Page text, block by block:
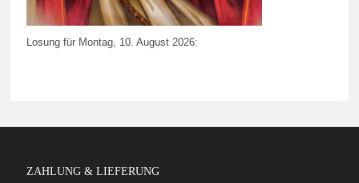
Losung für Montag, 10. August 2026:
ZAHLUNG & LIEFERUNG